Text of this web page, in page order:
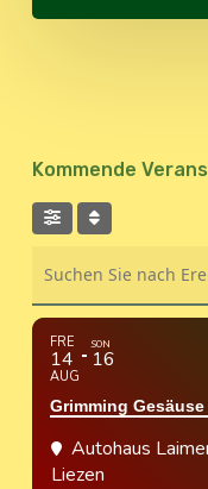
Kommende
FRE
14
AUG
SON
16
Grimming
Autohaus
Liezen